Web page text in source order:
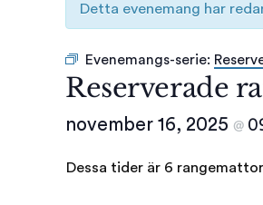
Detta evenemang har
Evenemangs-serie:
Reserverade
november 16, 2025 @
Dessa tider är 6